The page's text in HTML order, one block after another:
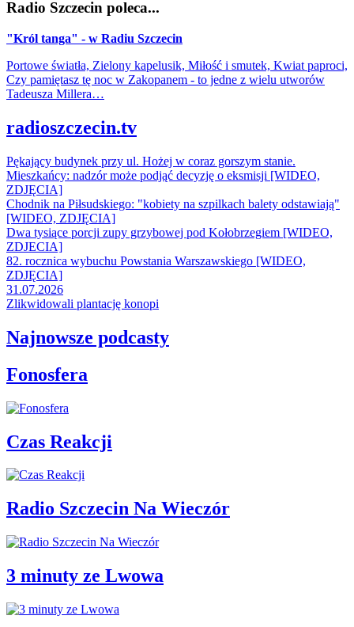
Radio Szczecin poleca...
"Król tanga" - w Radiu Szczecin
Portowe światła, Zielony kapelusik, Miłość i smutek, Kwiat paproci,
Czy pamiętasz tę noc w Zakopanem - to jedne z wielu utworów
Tadeusza Millera…
radioszczecin.tv
Pękający budynek przy ul. Hożej w coraz gorszym stanie.
Mieszkańcy: nadzór może podjąć decyzję o eksmisji [WIDEO,
ZDJĘCIA]
Chodnik na Piłsudskiego: "kobiety na szpilkach balety odstawiają"
[WIDEO, ZDJĘCIA]
Dwa tysiące porcji zupy grzybowej pod Kołobrzegiem [WIDEO,
ZDJECIA]
82. rocznica wybuchu Powstania Warszawskiego [WIDEO,
ZDJĘCIA]
31.07.2026
Zlikwidowali plantację konopi
Najnowsze podcasty
Fonosfera
Czas Reakcji
Radio Szczecin Na Wieczór
3 minuty ze Lwowa